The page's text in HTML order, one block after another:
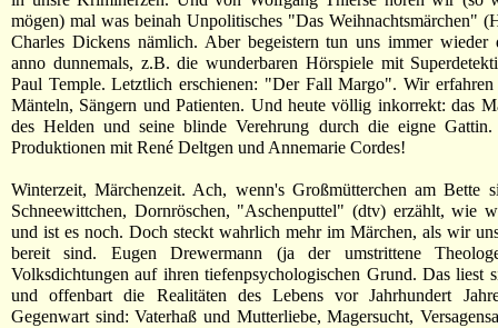
mögen) mal was beinah Unpolitisches "Das Weihnachtsmärchen"
Charles Dickens nämlich. Aber begeistern tun uns immer wieder
anno dunnemals, z.B. die wunderbaren Hörspiele mit
Paul Temple. Letztlich erschienen: "Der Fall Margo". Wir erfahren
Mänteln, Sängern und Patienten. Und heute völlig inkorrekt: das
des Helden und seine blinde Verehrung durch die eigne
Produktionen mit René Deltgen und Annemarie Cordes!
Winterzeit, Märchenzeit. Ach, wenn's Großmütterchen am Bette
Schneewittchen, Dornröschen, "Aschenputtel" (dtv) erzählt, wie
und ist es noch. Doch steckt wahrlich mehr im Märchen, als wir
bereit sind. Eugen Drewermann (ja der umstrittene
Volksdichtungen auf ihren tiefenpsychologischen Grund. Das liest
und offenbart die Realitäten des Lebens vor Jahrhundert
Gegenwart sind: Vaterhaß und Mutterliebe, Magersucht,